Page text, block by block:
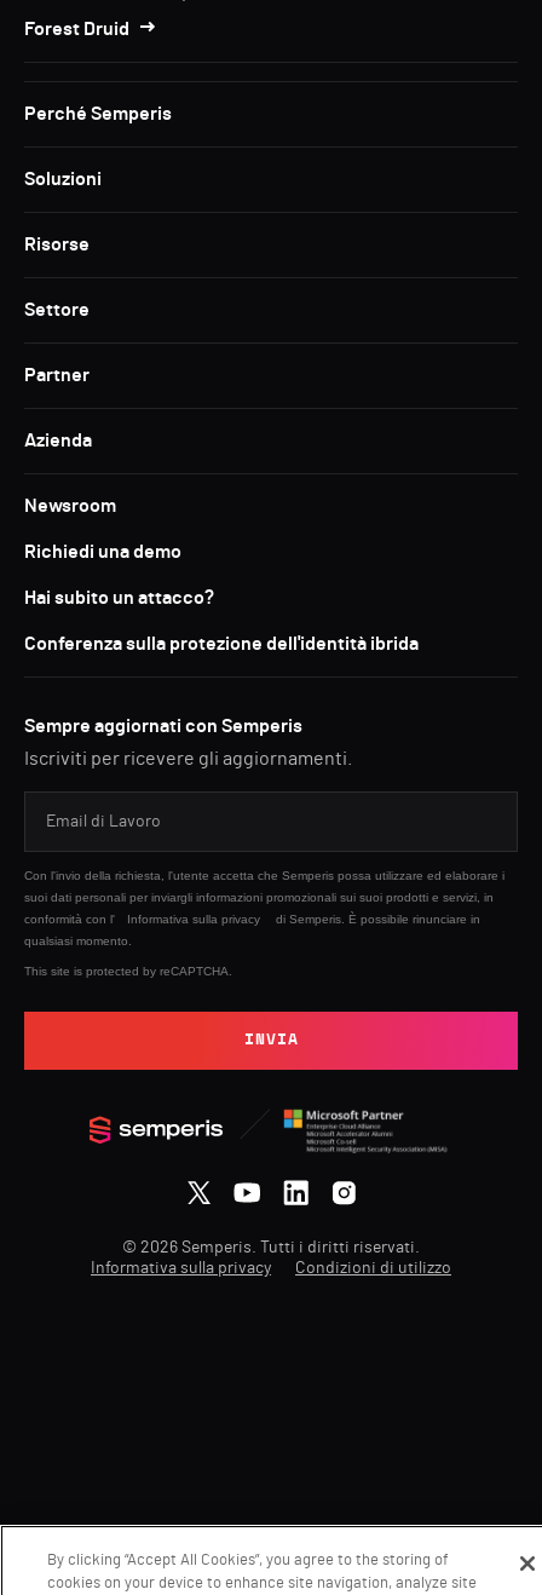
Forest Druid
Perché Semperis
Soluzioni
Risorse
Settore
Partner
Azienda
Newsroom
Richiedi una demo
Hai subito un attacco?
Conferenza sulla protezione dell'identità ibrida
Sempre aggiornati con Semperis
Iscriviti per ricevere gli aggiornamenti.
Con l'invio della richiesta, l'utente accetta che Semperis possa utilizzare ed elaborare i
suoi dati personali per inviargli informazioni promozionali sui suoi prodotti e servizi, in
conformità con l'
Informativa sulla privacy
di Semperis. È possibile rinunciare in
qualsiasi momento.
This site is protected by reCAPTCHA.
INVIA
© 2026 Semperis. Tutti i diritti riservati.
Informativa sulla privacy
Condizioni di utilizzo
By clicking “Accept All Cookies”, you agree to the storing of
cookies on your device to enhance site navigation, analyze site